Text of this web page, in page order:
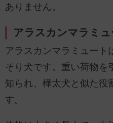
ありません。
アラスカンマラミ
アラスカンマラミュート
そり犬です。重い荷物を
知られ、樺太犬と似た役
す。